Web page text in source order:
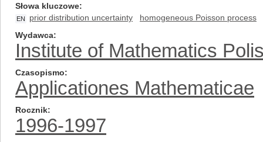
Słowa kluczowe
EN prior distribution uncertainty
homogeneous Poisson process
Wydawca
Institute of Mathematics
Czasopismo
Applicationes Mathematicae
Rocznik
1996-1997